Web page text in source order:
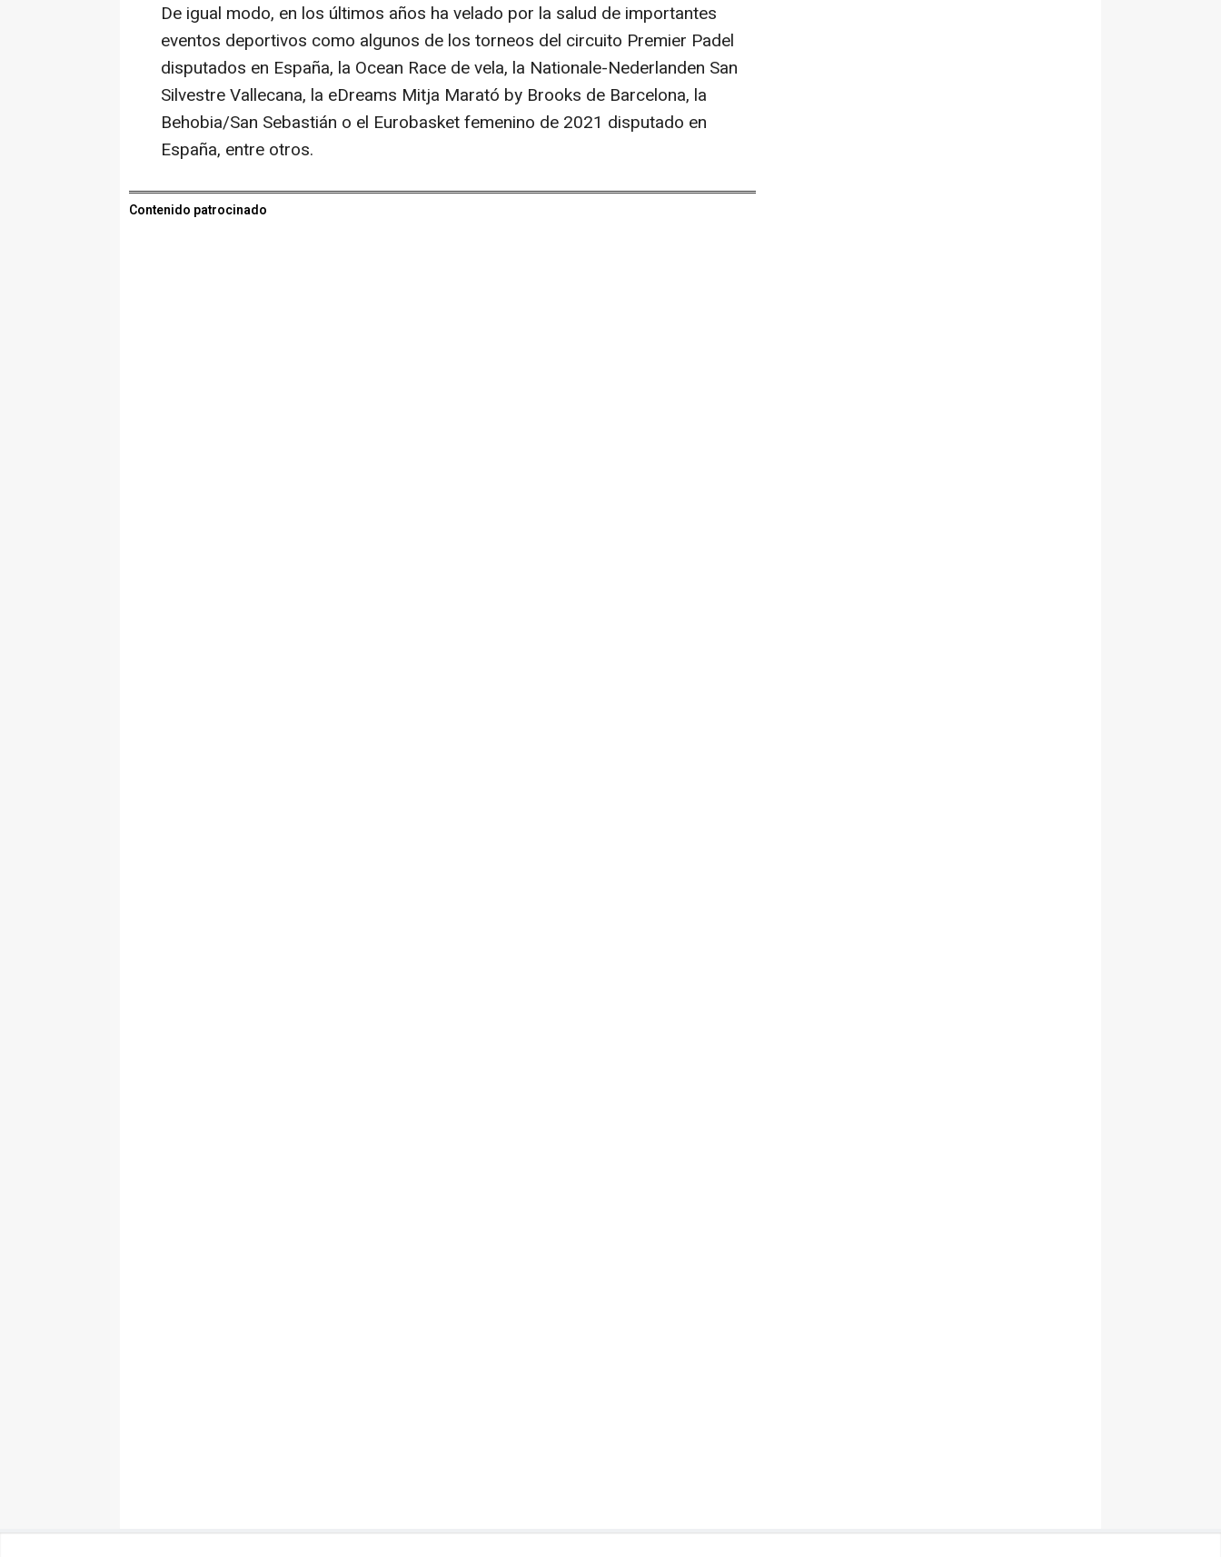
De igual modo, en los últimos años ha velado por la salud de importantes
eventos deportivos como algunos de los torneos del circuito Premier Padel
disputados en España, la Ocean Race de vela, la Nationale-Nederlanden San
Silvestre Vallecana, la eDreams Mitja Marató by Brooks de Barcelona, la
Behobia/San Sebastián o el Eurobasket femenino de 2021 disputado en
España, entre otros.
Contenido patrocinado